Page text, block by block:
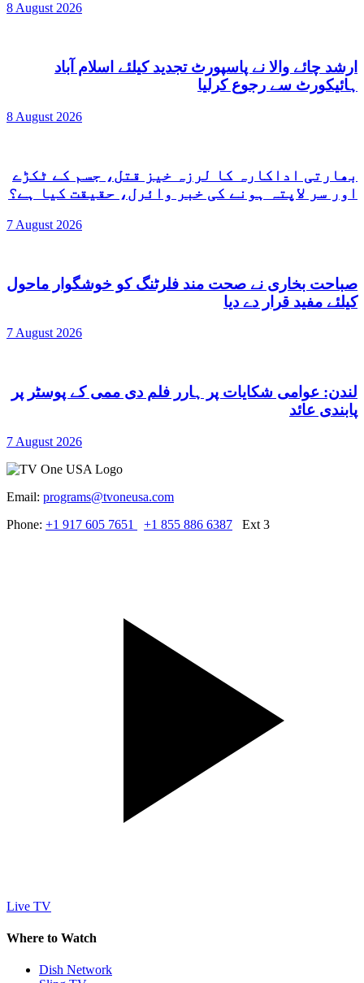
8 August 2026
ارشد چائے والا نے پاسپورٹ تجدید کیلئے اسلام آباد
ہائیکورٹ سے رجوع کرلیا
8 August 2026
بھارتی اداکارہ کا لرزہ خیز قتل، جسم کے ٹکڑے
اور سر لاپتہ ہونے کی خبر وائرل، حقیقت کیا ہے؟
7 August 2026
صباحت بخاری نے صحت مند فلرٹنگ کو خوشگوار ماحول
کیلئے مفید قرار دے دیا
7 August 2026
لندن: عوامی شکایات پر ہارر فلم دی ممی کے پوسٹر پر
پابندی عائد
7 August 2026
Email: programs@tvoneusa.com
Phone: +1 917 605 7651 +1 855 886 6387 Ext 3
Live TV
Where to Watch
Dish Network